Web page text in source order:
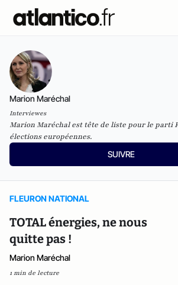
Marion Maréchal
Interviewes
Marion Maréchal est tête de liste pour le parti
élections européennes.
SUIVRE
FLEURON NATIONAL
TOTAL énergies, ne nous
quitte pas !
Marion Maréchal
1 min de lecture